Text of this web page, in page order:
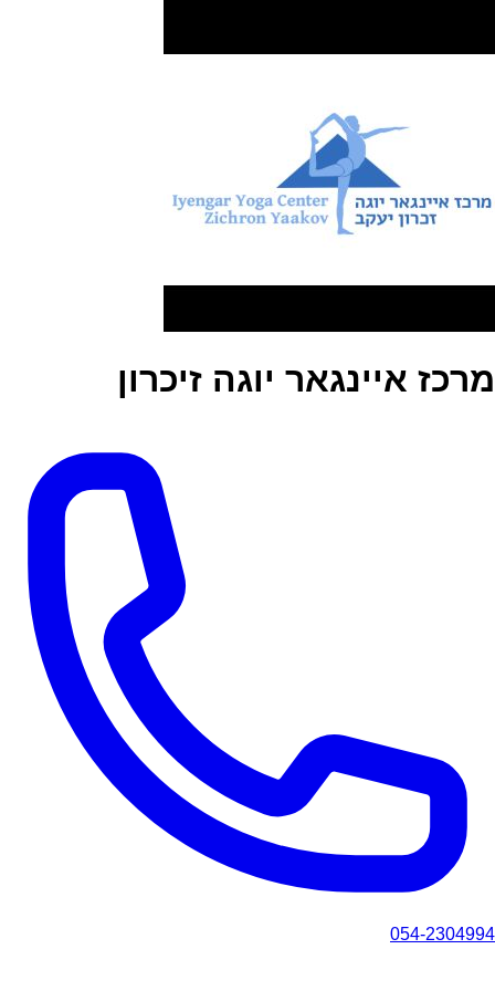
מרכז איינגאר יוגה זיכרון
054-2304994